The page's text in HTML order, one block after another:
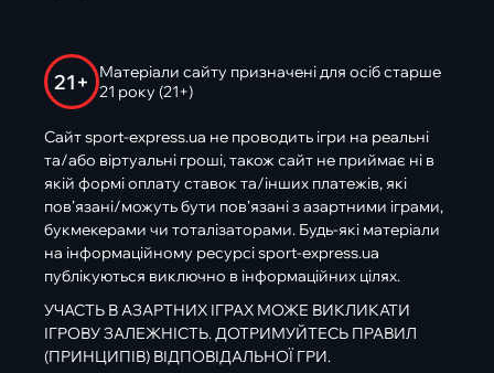
21+
Матеріали сайту призначені для осіб старше
21 року (21+)
Сайт sport-express.ua не проводить ігри на реальні
та/або віртуальні гроші, також сайт не приймає ні в
якій формі оплату ставок та/інших платежів, які
пов’язані/можуть бути пов’язані з азартними іграми,
букмекерами чи тоталізаторами. Будь-які матеріали
на інформаційному ресурсі sport-express.ua
публікуються виключно в інформаційних цілях.
УЧАСТЬ В АЗАРТНИХ ІГРАХ МОЖЕ ВИКЛИКАТИ
ІГРОВУ ЗАЛЕЖНІСТЬ. ДОТРИМУЙТЕСЬ ПРАВИЛ
(ПРИНЦИПІВ) ВІДПОВІДАЛЬНОЇ ГРИ.